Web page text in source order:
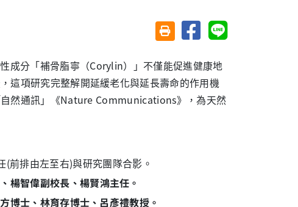
友善列印(另開視窗)
分享至臉書分享至 Line
成分「補骨脂寧（Corylin）」不僅能促進健康地
這項研究完整解開延緩老化與延長壽命的作用機
然通訊」《Nature Communications》，為天然
楊智偉副校長、楊賢鴻主任。
博士、林育存博士、呂彥禮教授。